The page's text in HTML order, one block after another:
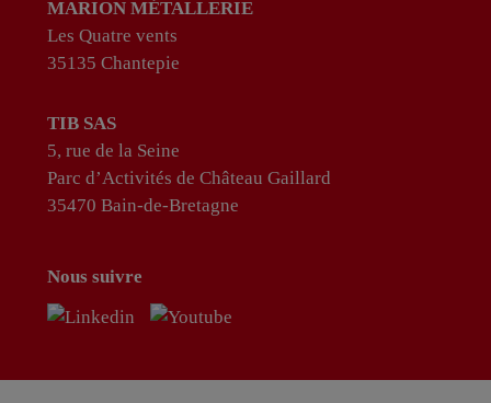
MARION MÉTALLERIE
Les Quatre vents
35135 Chantepie
TIB SAS
5, rue de la Seine
Parc d’Activités de Château Gaillard
35470 Bain-de-Bretagne
Nous suivre